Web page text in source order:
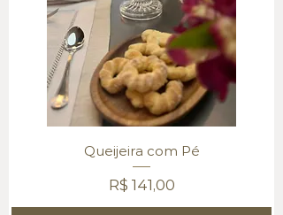
Queijeira com Pé
Preço
R$ 141,00